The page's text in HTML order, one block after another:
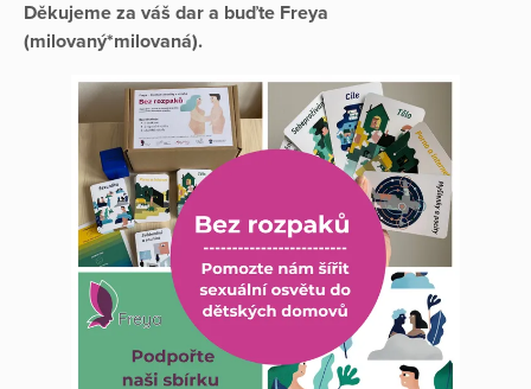
Děkujeme za váš dar a buďte Freya
(milovaný*milovaná).